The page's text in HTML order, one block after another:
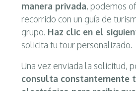
manera privada, podemos
recorrido con un guía de
grupo. Haz clic en el
solicita tu tour personalizado.
Una vez enviada la solicitud,
consulta constantemente